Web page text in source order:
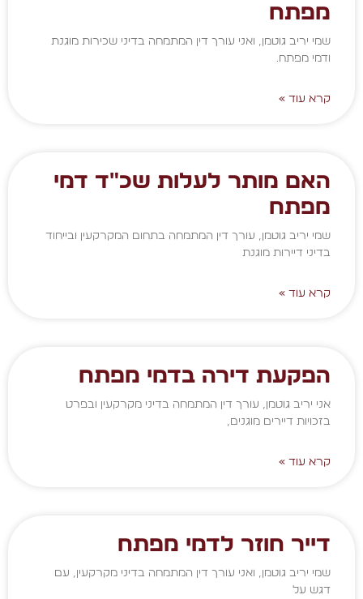
מפתח
שמי יריב גוטמן, ואני עורך דין המתמחה בדיני שכירות מוגנת
ודמי מפתח.
קרא עוד »
האם מותר לעלות שכ"ד דמי
מפתח
שמי יריב גוטמן, עורך דין המתמחה בתחום המקרקעין ובייחוד
בדיני דיירות מוגנת
קרא עוד »
הפקעת דירה בדמי מפתח
אני יריב גוטמן, עורך דין המתמחה בדיני מקרקעין ובפרט
בזכויות דיירים מוגנים,
קרא עוד »
דייר חוזר לדמי מפתח
שמי יריב גוטמן, ואני עורך דין המתמחה בדיני מקרקעין, עם
דגש על